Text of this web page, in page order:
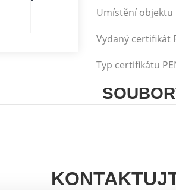
Umístění objektu
Vydaný certifikát
Typ certifikátu